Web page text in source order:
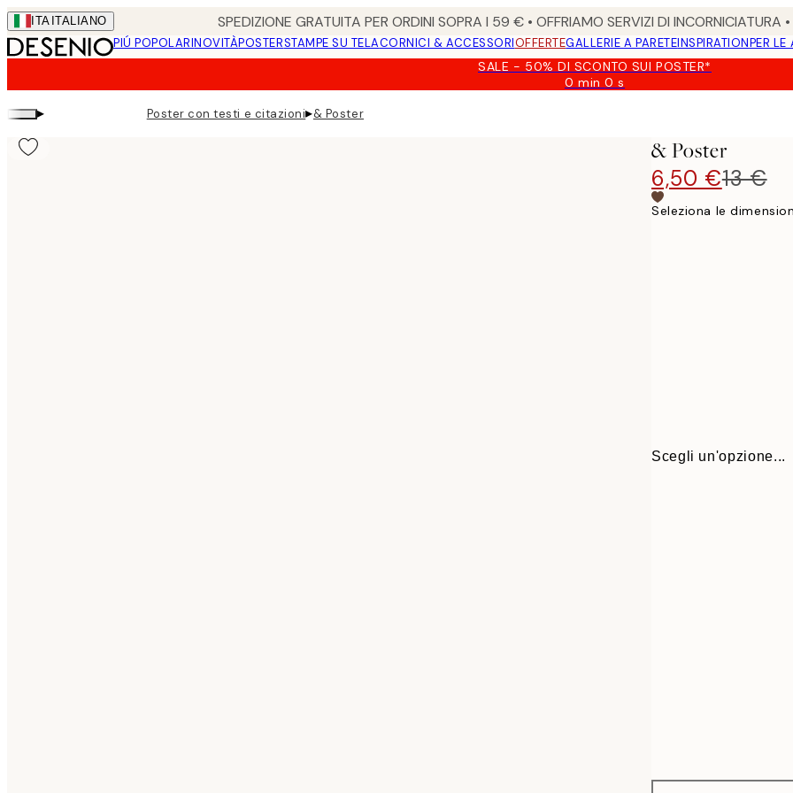
Skip
to
main
ITA ITALIANO SPEDIZIONE GRATUITA PER ORDINI SOPRA I 59 € • OFFRIAMO SERVIZI DI
PIÚ POPOLARINOVITÀPOSTERSTAMPE SU TELACORNICI & ACCESSORIOFFERTEGALLERIE A PARETEINSPIRATIONPER LE
SALE - 50% DI SCONTO SUI POSTER*
0 min0 s
Valido
▸ Poster con testi e citazioni▸& Poster
& Poster
6,50 €13 €
Seleziona le
Scegli un'opzione...